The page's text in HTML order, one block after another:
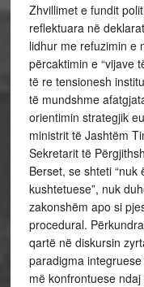
Zhvillimet e fundit
reflektuara në
lidhur me refuzimin e
përcaktimin e “vijave
të re tensionesh
të mundshme
orientimin strategjik
ministrit të Jashtëm
Sekretarit të
Berset, se shteti
kushtetuese”, nuk
zakonshëm apo si
procedural.
qartë në diskursin
paradigma
më konfrontuese